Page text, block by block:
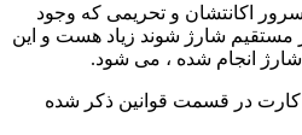
اکانتشان و تحریمی که وجود
مستقیم شارژ شوند زیاد هست و این
انجام شده ، می شود.
در قسمت قوانین ذکر شده